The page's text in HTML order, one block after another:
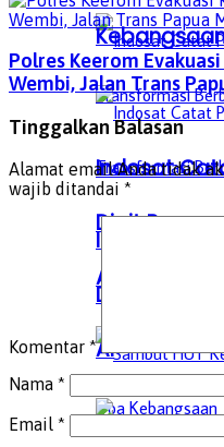
Indosat
Digit
AI
Indosat
Digit
AI
Polres Keerom
Wembi, Jalan Trans
Tinggalkan Balasan
Alamat email Anda tidak
wajib ditandai *
Komentar *
Nama *
Email *